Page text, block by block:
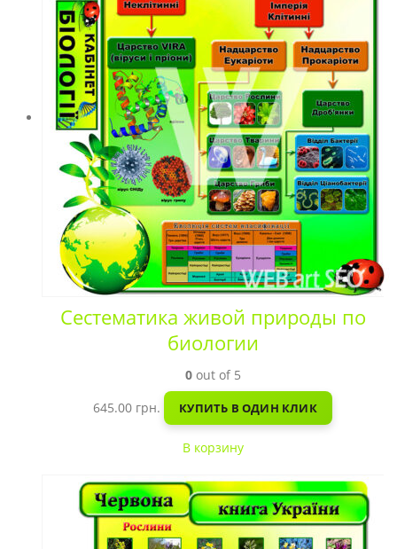
Сестематика живой природы по
биологии
0out of 5
645.00 грн. КУПИТЬ В ОДИН КЛИК
В корзину